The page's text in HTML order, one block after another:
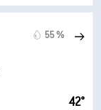
55 %
42°